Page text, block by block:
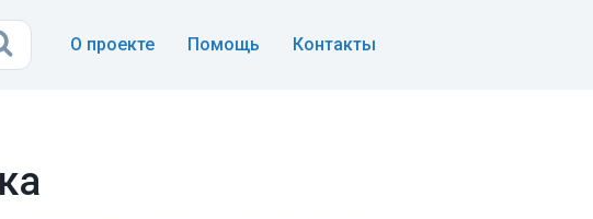
О проекте Помощь Контакты